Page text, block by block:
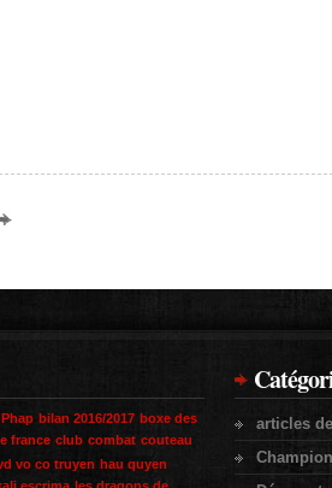
bilan 2016/2017 boxe des
france club combat couteau
vo co truyen hau quyen
articles